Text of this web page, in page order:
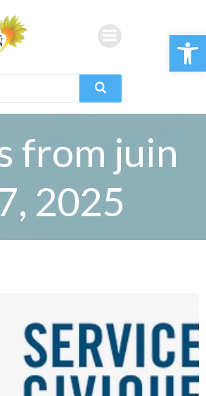
Ouvrir
from juin
2025